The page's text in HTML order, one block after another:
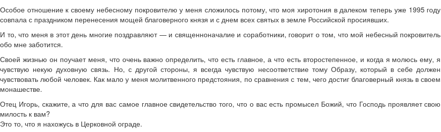
Особое отношение к своему небесному покровителю у меня сложилось потому, что моя хиротония в далеком теперь уже 1995 году
совпала с праздником перенесения мощей благоверного князя и с днем всех святых в земле Российской просиявших.
И то, что меня в этот день многие поздравляют — и священноначалие и соработники, говорит о том, что мой небесный покровитель
обо мне заботится.
Своей жизнью он поучает меня, что очень важно определить, что есть главное, а что есть второстепенное, и когда я молюсь ему, я
чувствую некую духовную связь. Но, с другой стороны, я всегда чувствую несоответствие тому Образу, который в себе должен
чувствовать любой человек. Как мало у меня молитвенного предстояния, по сравнения с тем, чего достиг благоверный князь в своем
монашестве.
Отец Игорь, скажите, а что для вас самое главное свидетельство того, что о вас есть промысел Божий, что Господь проявляет свою
милость к вам?
Это то, что я нахожусь в Церковной ограде.